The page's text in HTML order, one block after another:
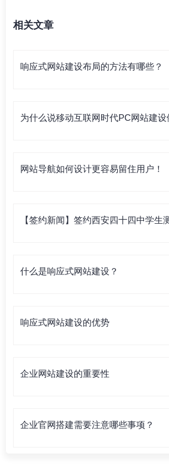
相关文章
响应式网站建设布局的方法有哪些？
为什么说移动互联网时代PC网站建设
网站导航如何设计更容易留住用户！
【签约新闻】签约西安四十四中学生
什么是响应式网站建设？
响应式网站建设的优势
企业网站建设的重要性
企业官网搭建需要注意哪些事项？